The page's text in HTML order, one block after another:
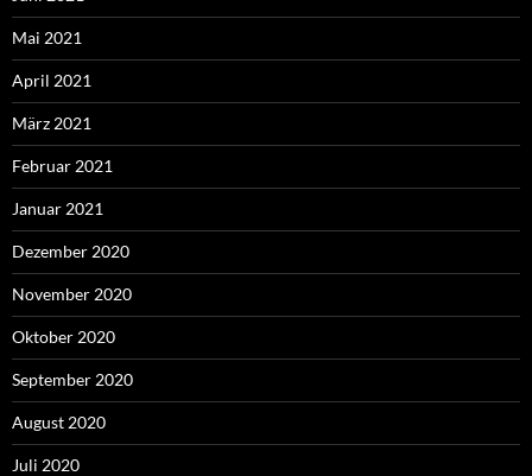
Mai 2021
April 2021
März 2021
Februar 2021
Januar 2021
Dezember 2020
November 2020
Oktober 2020
September 2020
August 2020
Juli 2020